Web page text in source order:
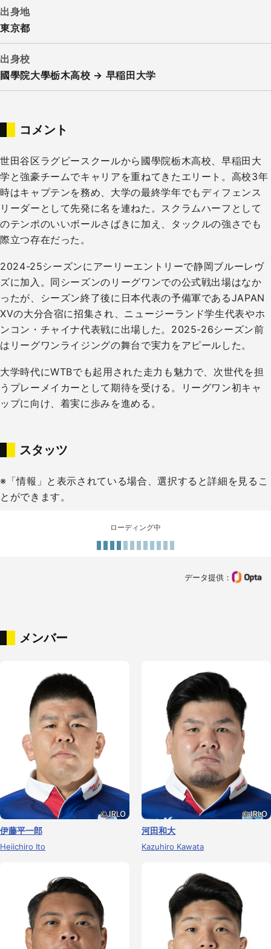
出身地
東京都
出身校
國學院大學栃木高校 → 早稲田大学
コメント
世田谷区ラグビースクールから國學院栃木高校、早稲田大
学と強豪チームでキャリアを重ねてきたエリート。高校3年
時はキャプテンを務め、大学の最終学年でもディフェンス
リーダーとして先発に名を連ねた。スクラムハーフとして
のテンポのいいボールさばきに加え、タックルの強さでも
際立つ存在だった。
2024-25シーズンにアーリーエントリーで静岡ブルーレヴ
ズに加入。同シーズンのリーグワンでの公式戦出場はなか
ったが、シーズン終了後に日本代表の予備軍であるJAPAN
XVの大分合宿に招集され、ニュージーランド学生代表やホ
ンコン・チャイナ代表戦に出場した。2025-26シーズン前
はリーグワンライジングの舞台で実力をアピールした。
大学時代にWTBでも起用された走力も魅力で、次世代を担
うプレーメイカーとして期待を受ける。​リーグワン初キャ
ップに向け、着実に歩みを進める。
スタッツ
※「情報」と表示されている場合、選択すると詳細を見るこ
とができます。
ローディング中
データ提供：
メンバー
伊藤平一郎
Heiichiro Ito
河田和大
Kazuhiro Kawata